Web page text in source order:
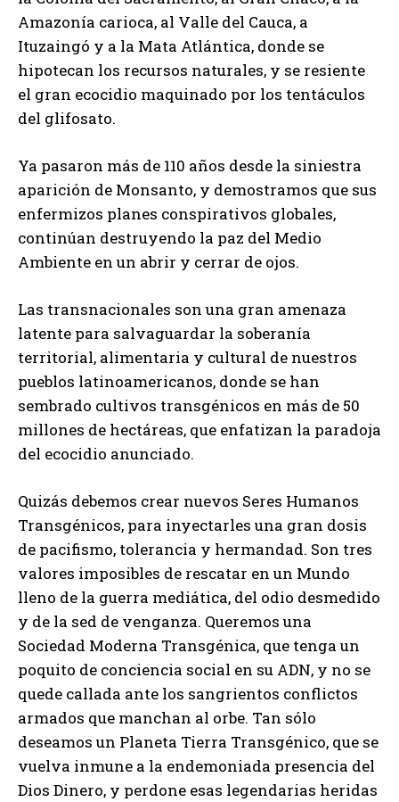
Amazonía carioca, al Valle del Cauca, a
Ituzaingó y a la Mata Atlántica, donde se
hipotecan los recursos naturales, y se resiente
el gran ecocidio maquinado por los tentáculos
del glifosato.
Ya pasaron más de 110 años desde la siniestra
aparición de Monsanto, y demostramos que sus
enfermizos planes conspirativos globales,
continúan destruyendo la paz del Medio
Ambiente en un abrir y cerrar de ojos.
Las transnacionales son una gran amenaza
latente para salvaguardar la soberanía
territorial, alimentaria y cultural de nuestros
pueblos latinoamericanos, donde se han
sembrado cultivos transgénicos en más de 50
millones de hectáreas, que enfatizan la paradoja
del ecocidio anunciado.
Quizás debemos crear nuevos Seres Humanos
Transgénicos, para inyectarles una gran dosis
de pacifismo, tolerancia y hermandad. Son tres
valores imposibles de rescatar en un Mundo
lleno de la guerra mediática, del odio desmedido
y de la sed de venganza. Queremos una
Sociedad Moderna Transgénica, que tenga un
poquito de conciencia social en su ADN, y no se
quede callada ante los sangrientos conflictos
armados que manchan al orbe. Tan sólo
deseamos un Planeta Tierra Transgénico, que se
vuelva inmune a la endemoniada presencia del
Dios Dinero, y perdone esas legendarias heridas